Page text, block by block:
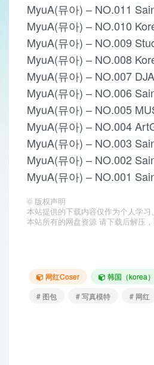
MyuA(뮤아) – NO.011
MyuA(뮤아) – NO.010
MyuA(뮤아) – NO.009
MyuA(뮤아) – NO.008
MyuA(뮤아) – NO.007
MyuA(뮤아) – NO.006
MyuA(뮤아) – NO.005
MyuA(뮤아) – NO.004
MyuA(뮤아) – NO.003
MyuA(뮤아) – NO.002
MyuA(뮤아) – NO.001
© 版权声明
本站提供的下载内容仅作为个人学
本站所有的网盘资源 请下载后解压
网红Coser 韩国（korea）
# 图包
# 写真模特 # 网红